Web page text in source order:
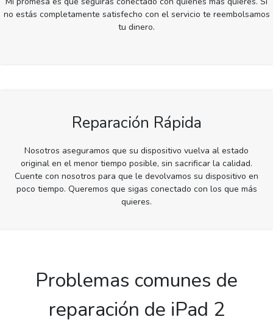
no estás completamente satisfecho con el servicio te reembolsamos
tu dinero.
Reparación Rápida
Nosotros aseguramos que su dispositivo vuelva al estado
original en el menor tiempo posible, sin sacrificar la calidad.
Cuente con nosotros para que le devolvamos su dispositivo en
poco tiempo. Queremos que sigas conectado con los que más
quieres.
Problemas comunes de
reparación de iPad 2